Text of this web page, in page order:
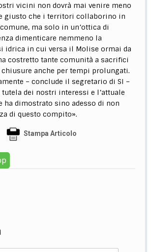
vicini non dovrà mai venire meno
giusto che i territori collaborino in
ma solo in un’ottica di
dimenticare nemmeno la
idrica in cui versa il Molise ormai da
costretto tante comunità a sacrifici
anche per tempi prolungati.
– conclude il segretario di SI –
dei nostri interessi e l’attuale
ha dimostrato sino adesso di non
di questo compito».
Stampa Articolo